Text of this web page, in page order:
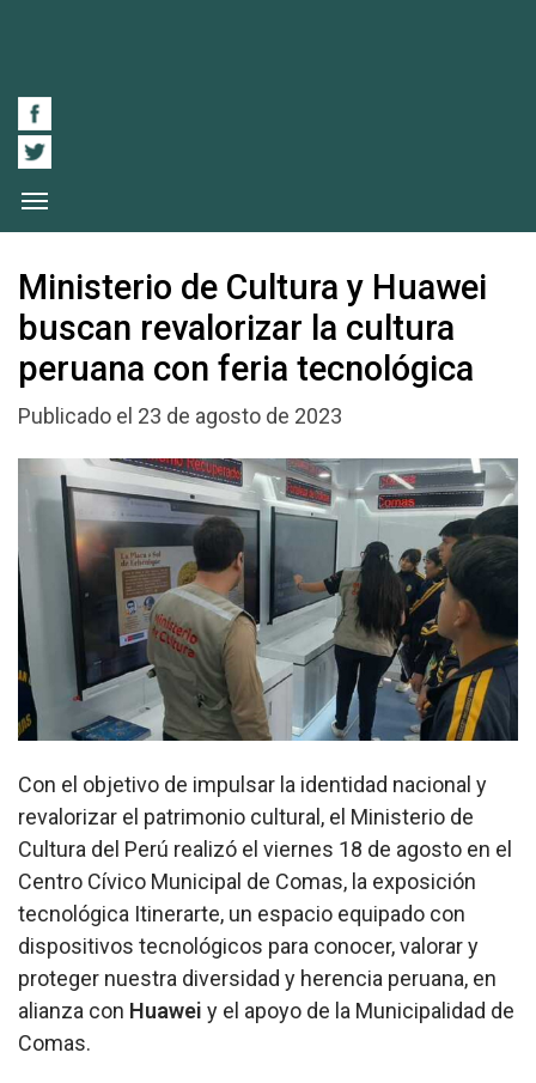
Ministerio de Cultura y Huawei
buscan revalorizar la cultura
peruana con feria tecnológica
Publicado el 23 de agosto de 2023
Con el objetivo de impulsar la identidad nacional y
revalorizar el patrimonio cultural, el Ministerio de
Cultura del Perú realizó el viernes 18 de agosto en el
Centro Cívico Municipal de Comas, la exposición
tecnológica Itinerarte, un espacio equipado con
dispositivos tecnológicos para conocer, valorar y
proteger nuestra diversidad y herencia peruana, en
alianza con Huawei y el apoyo de la Municipalidad de
Comas.